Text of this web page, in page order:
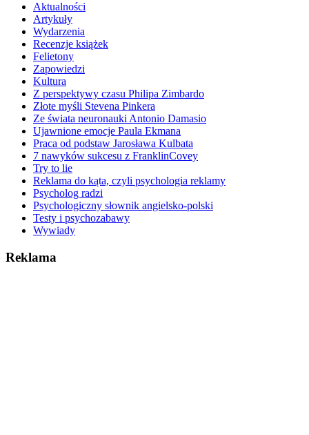
Aktualności
Artykuły
Wydarzenia
Recenzje książek
Felietony
Zapowiedzi
Kultura
Z perspektywy czasu Philipa Zimbardo
Złote myśli Stevena Pinkera
Ze świata neuronauki Antonio Damasio
Ujawnione emocje Paula Ekmana
Praca od podstaw Jarosława Kulbata
7 nawyków sukcesu z FranklinCovey
Try to lie
Reklama do kąta, czyli psychologia reklamy
Psycholog radzi
Psychologiczny słownik angielsko-polski
Testy i psychozabawy
Wywiady
Reklama